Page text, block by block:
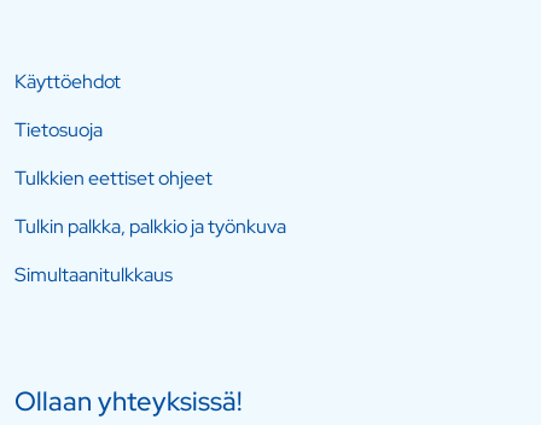
Käyttöehdot
Tietosuoja
Tulkkien eettiset ohjeet
Tulkin palkka, palkkio ja työnkuva
Simultaanitulkkaus
Ollaan yhteyksissä!